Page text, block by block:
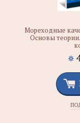
Мореходные
Основы